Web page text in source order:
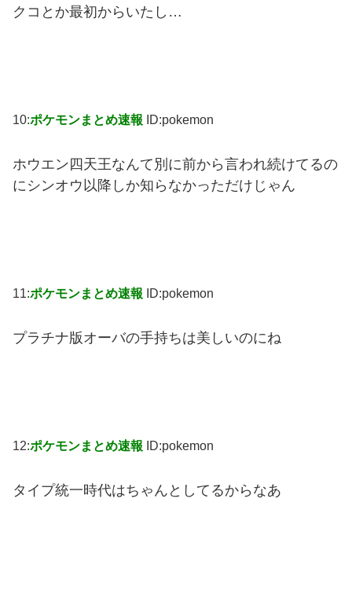
クコとか最初からいたし…
10:ポケモンまとめ速報 ID:pokemon
ホウエン四天王なんて別に前から言われ続けてるの
にシンオウ以降しか知らなかっただけじゃん
11:ポケモンまとめ速報 ID:pokemon
プラチナ版オーバの手持ちは美しいのにね
12:ポケモンまとめ速報 ID:pokemon
タイプ統一時代はちゃんとしてるからなあ